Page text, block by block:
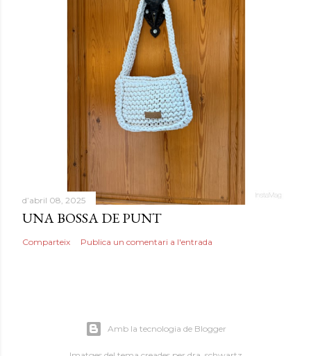
d’abril 08, 2025
UNA BOSSA DE PUNT
Comparteix Publica un comentari a l'entrada
Amb la tecnologia de Blogger